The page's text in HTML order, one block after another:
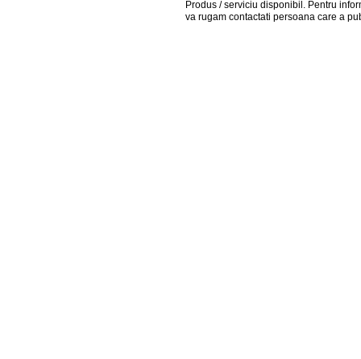
Produs / serviciu disponibil . Pentru
va rugam contactati persoana care a